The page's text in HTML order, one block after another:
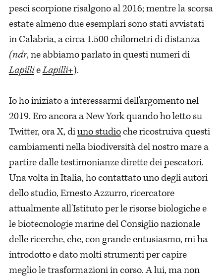
pesci scorpione risalgono al 2016; mentre la scorsa
estate almeno due esemplari sono stati avvistati
in Calabria, a circa 1.500 chilometri di distanza
(ndr, ne abbiamo parlato in questi numeri di
LapillieLapilli+).
Io ho iniziato a interessarmi dell'argomento nel
2019. Ero ancora a New York quando ho letto su
Twitter, ora X, diuno studioche ricostruiva questi
cambiamenti nella biodiversità del nostro mare a
partire dalle testimonianze dirette dei pescatori.
Una volta in Italia, ho contattato uno degli autori
dello studio, Ernesto Azzurro, ricercatore
attualmente all'Istituto per le risorse biologiche e
le biotecnologie marine del Consiglio nazionale
delle ricerche, che, con grande entusiasmo, mi ha
introdotto e dato molti strumenti per capire
meglio le trasformazioni in corso. A lui, ma non